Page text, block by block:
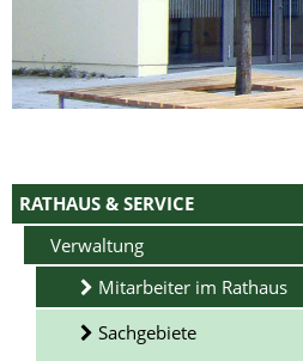
RATHAUS & SERVICE
Verwaltung
Mitarbeiter im Rathaus
Sachgebiete